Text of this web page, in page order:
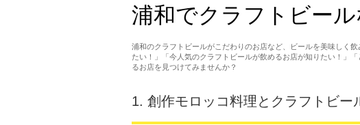
浦和でクラフトビー
浦和のクラフトビールがこだわりのお店など、ビールを美味しく
たい！」「今人気のクラフトビールが飲めるお店が知りたい！」
るお店を見つけてみませんか？
1. 創作モロッコ料理とクラフトビー